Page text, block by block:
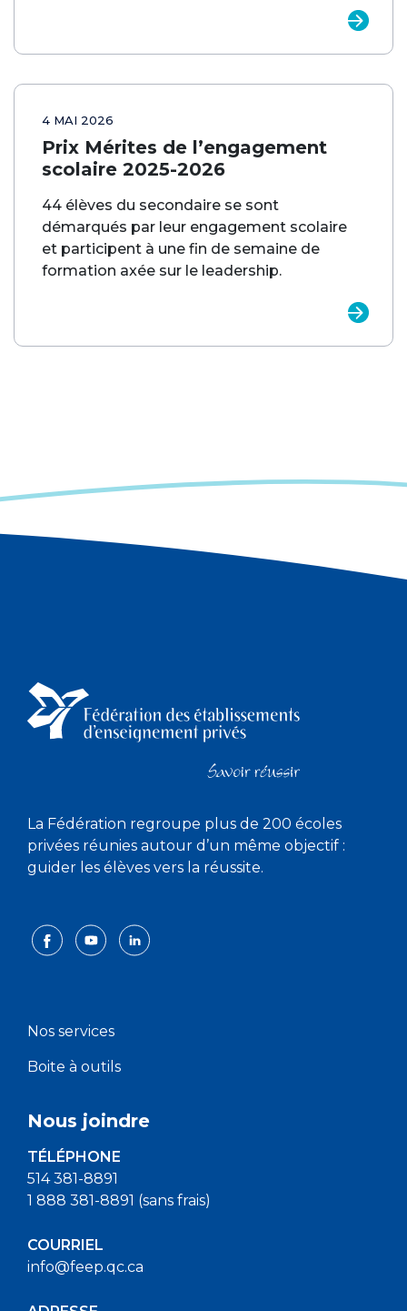
4 MAI 2026
Prix Mérites de l’engagement
scolaire 2025-2026
44 élèves du secondaire se sont
démarqués par leur engagement scolaire
et participent à une fin de semaine de
formation axée sur le leadership.
La Fédération regroupe plus de 200 écoles
privées réunies autour d’un même objectif :
guider les élèves vers la réussite.
Nos services
Boite à outils
Nous joindre
TÉLÉPHONE
514 381-8891
1 888 381-8891 (sans frais)
COURRIEL
info@feep.qc.ca